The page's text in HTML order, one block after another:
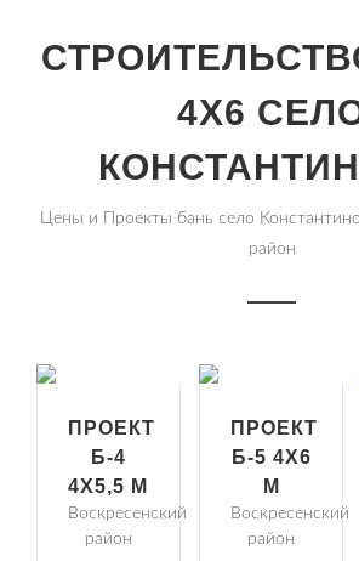
4Х6
Цены и Проекты бань село
район
ПРОЕКТ
Б-4
4Х5,5 М
Воскресенский
район
ПРОЕКТ
Б-5 4Х6
М
Воскресенский
район